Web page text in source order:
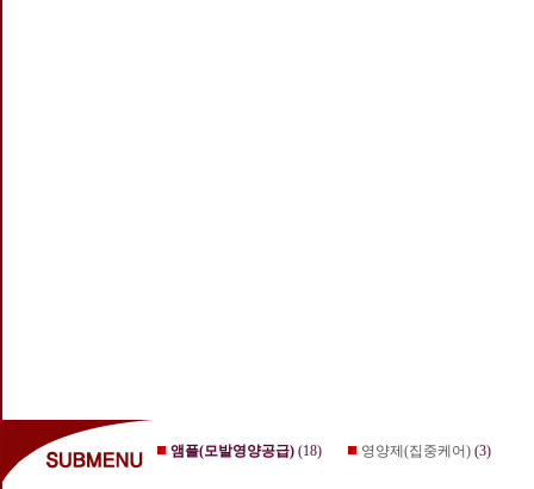
앰플(모발영양공급) (18) 영양제(집중케어) (3)